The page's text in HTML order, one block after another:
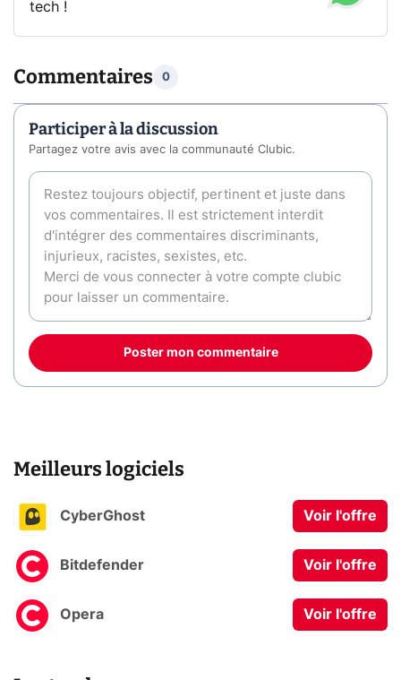
tech !
Commentaires 0
Participer à la discussion
Partagez votre avis avec la communauté Clubic.
Poster mon commentaire
Meilleurs logiciels
CyberGhost Voir l'offre
Bitdefender Voir l'offre
Opera Voir l'offre